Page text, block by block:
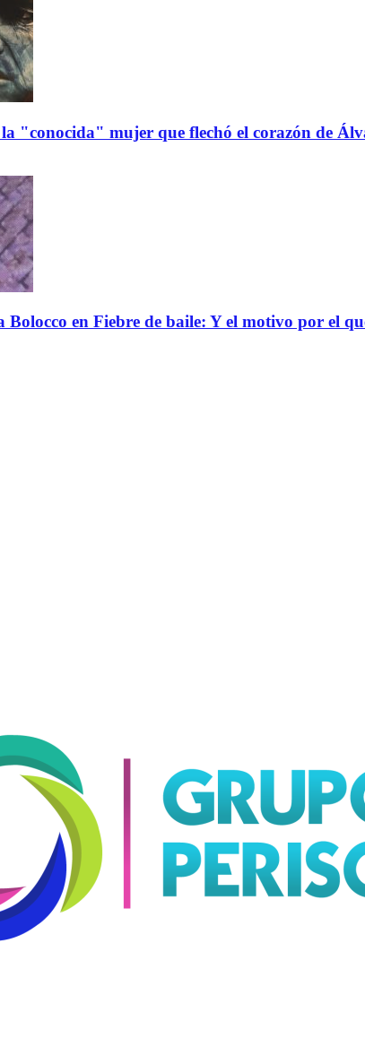
"conocida" mujer que flechó el corazón de
en Fiebre de baile: Y el motivo por el